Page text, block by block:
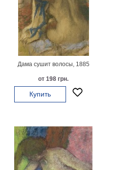
Дама сушит волосы, 1885
от 198 грн.
Купить